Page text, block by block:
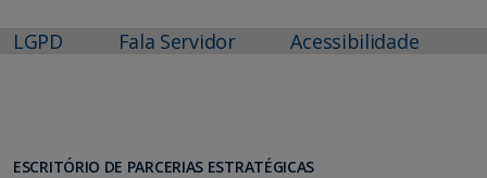
LGPD Fala Servidor Acessibilidade
ESCRITÓRIO DE PARCERIAS ESTRATÉGICAS